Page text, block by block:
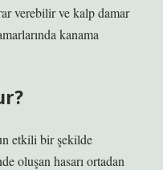
verebilir ve kalp damar
kanama
etkili bir şekilde
oluşan hasarı ortadan